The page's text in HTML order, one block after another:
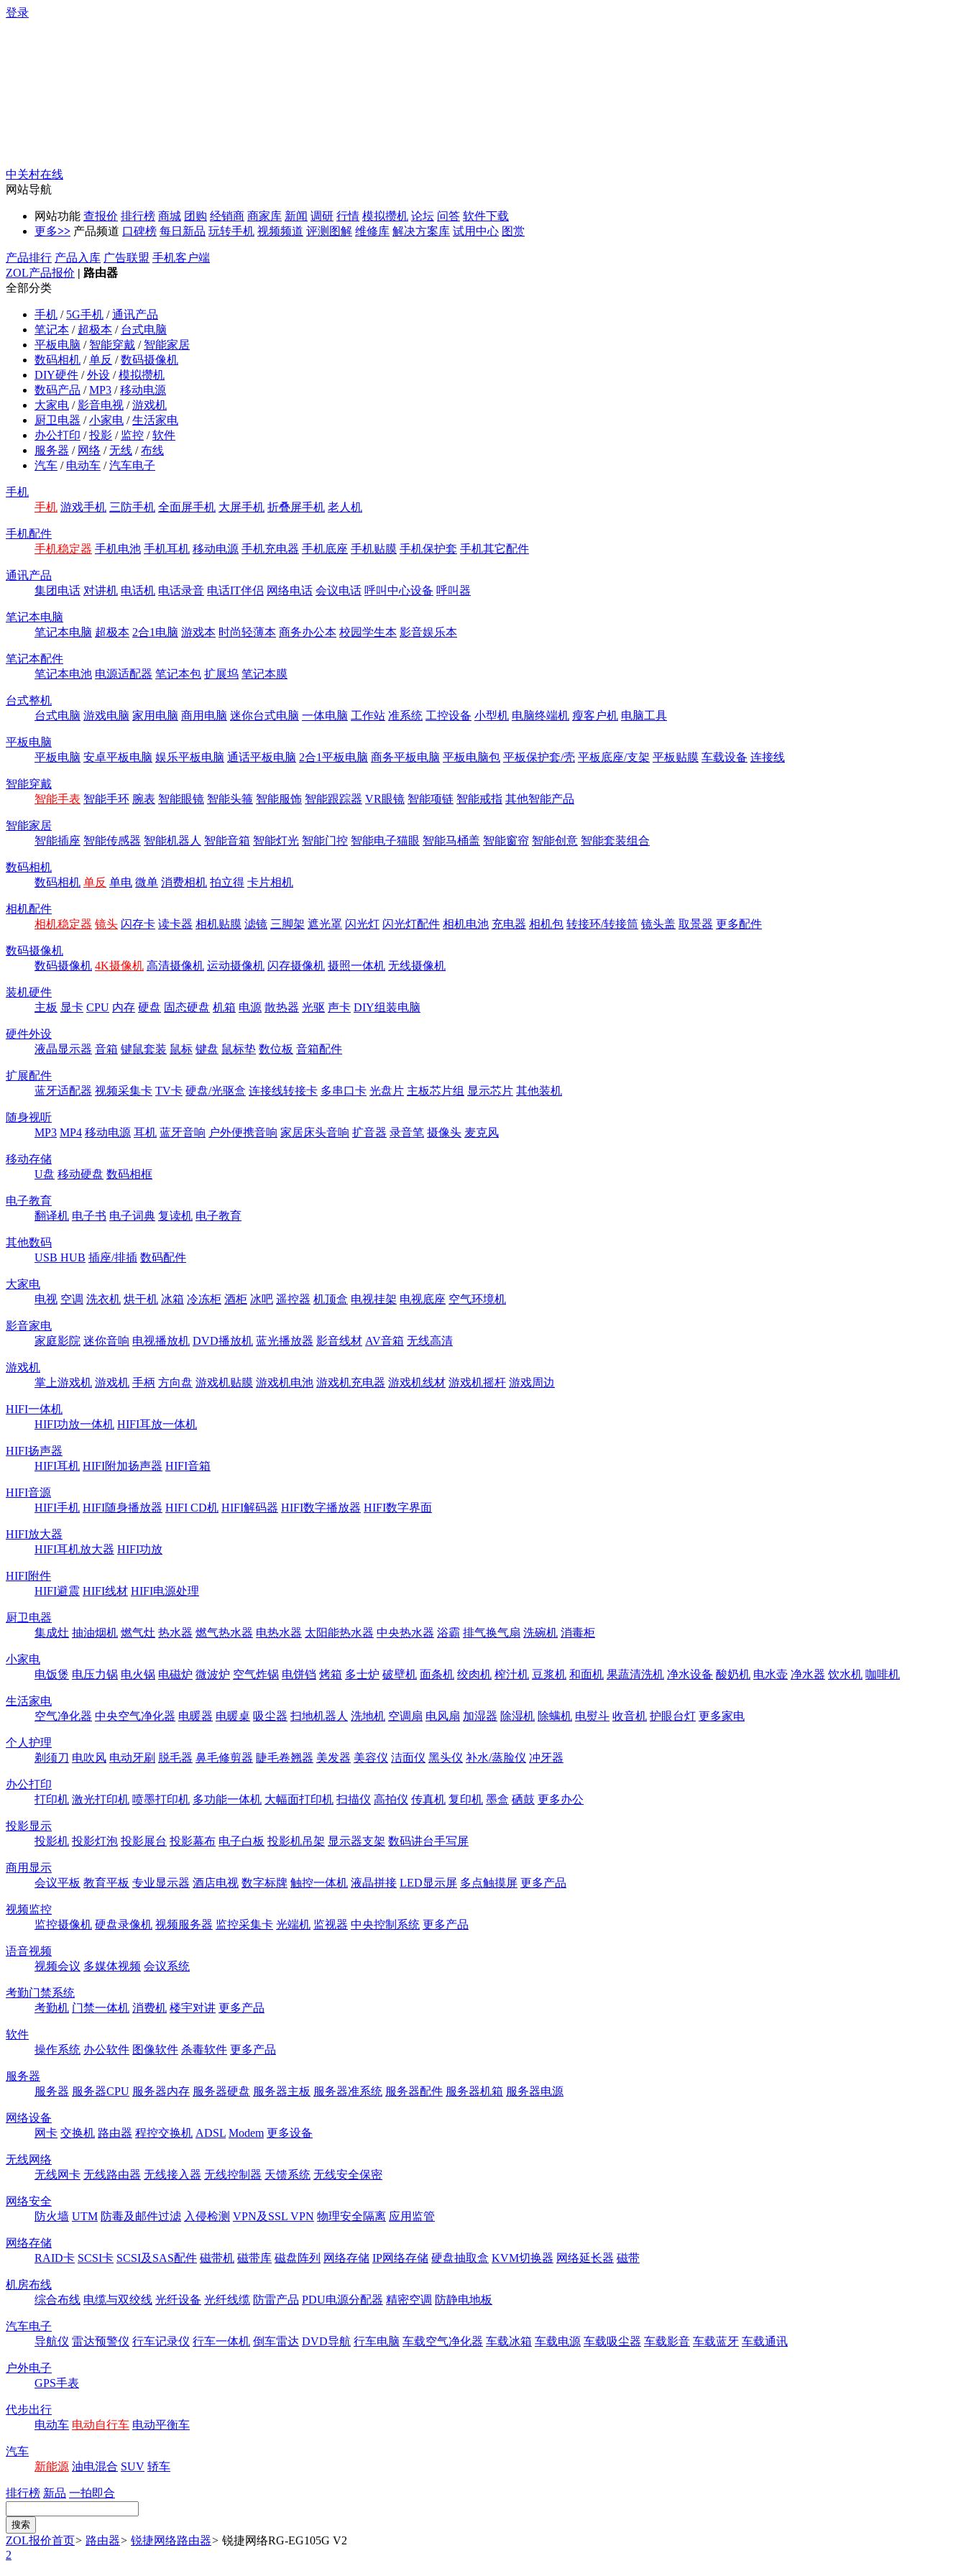
登录
中关村在线
网站导航
网站功能 查报价 排行榜 商城 团购 经销商 商家库 新闻 调研 行情 模拟攒机 论坛 问答 软件下载
更多>> 产品频道 口碑榜 每日新品 玩转手机 视频频道 评测图解 维修库 解决方案库 试用中心 图赏
产品排行 产品入库 广告联盟 手机客户端
ZOL产品报价 | 路由器
全部分类
手机 / 5G手机 /通讯产品
笔记本 / 超极本 / 台式电脑
平板电脑 / 智能穿戴 / 智能家居
数码相机 /单反 /数码摄像机
DIY硬件 /外设 /模拟攒机
数码产品 /MP3 /移动电源
大家电 /影音电视 /游戏机
厨卫电器 /小家电 /生活家电
办公打印 /投影 / 监控 /软件
服务器 / 网络 /无线 /布线
汽车 / 电动车 /汽车电子
手机
手机 游戏手机 三防手机 全面屏手机 大屏手机 折叠屏手机 老人机
手机配件
手机稳定器 手机电池 手机耳机 移动电源 手机充电器 手机底座 手机贴膜 手机保护套 手机其它配件
通讯产品
集团电话 对讲机 电话机 电话录音 电话IT伴侣 网络电话 会议电话 呼叫中心设备 呼叫器
笔记本电脑
笔记本电脑 超极本 2合1电脑 游戏本 时尚轻薄本 商务办公本 校园学生本 影音娱乐本
笔记本配件
笔记本电池 电源适配器 笔记本包 扩展坞 笔记本膜
台式整机
台式电脑 游戏电脑 家用电脑 商用电脑 迷你台式电脑 一体电脑 工作站 准系统 工控设备 小型机 电脑终端机 瘦客户机 电脑工具
平板电脑
平板电脑 安卓平板电脑 娱乐平板电脑 通话平板电脑 2合1平板电脑 商务平板电脑 平板电脑包 平板保护套/壳 平板底座/支架 平板贴膜 车载设备 连接线
智能穿戴
智能手表 智能手环 腕表 智能眼镜 智能头箍 智能服饰 智能跟踪器 VR眼镜 智能项链 智能戒指 其他智能产品
智能家居
智能插座 智能传感器 智能机器人 智能音箱 智能灯光 智能门控 智能电子猫眼 智能马桶盖 智能窗帘 智能创意 智能套装组合
数码相机
数码相机 单反 单电 微单 消费相机 拍立得 卡片相机
相机配件
相机稳定器 镜头 闪存卡 读卡器 相机贴膜 滤镜 三脚架 遮光罩 闪光灯 闪光灯配件 相机电池 充电器 相机包 转接环/转接筒 镜头盖 取景器 更多配件
数码摄像机
数码摄像机 4K摄像机 高清摄像机 运动摄像机 闪存摄像机 摄照一体机 无线摄像机
装机硬件
主板 显卡 CPU 内存 硬盘 固态硬盘 机箱 电源 散热器 光驱 声卡 DIY组装电脑
硬件外设
液晶显示器 音箱 键鼠套装 鼠标 键盘 鼠标垫 数位板 音箱配件
扩展配件
蓝牙适配器 视频采集卡 TV卡 硬盘/光驱盒 连接线转接卡 多串口卡 光盘片 主板芯片组 显示芯片 其他装机
随身视听
MP3 MP4 移动电源 耳机 蓝牙音响 户外便携音响 家居床头音响 扩音器 录音笔 摄像头 麦克风
移动存储
U盘 移动硬盘 数码相框
电子教育
翻译机 电子书 电子词典 复读机 电子教育
其他数码
USB HUB 插座/排插 数码配件
大家电
电视 空调 洗衣机 烘干机 冰箱 冷冻柜 酒柜 冰吧 遥控器 机顶盒 电视挂架 电视底座 空气环境机
影音家电
家庭影院 迷你音响 电视播放机 DVD播放机 蓝光播放器 影音线材 AV音箱 无线高清
游戏机
掌上游戏机 游戏机 手柄 方向盘 游戏机贴膜 游戏机电池 游戏机充电器 游戏机线材 游戏机摇杆 游戏周边
HIFI一体机
HIFI功放一体机 HIFI耳放一体机
HIFI扬声器
HIFI耳机 HIFI附加扬声器 HIFI音箱
HIFI音源
HIFI手机 HIFI随身播放器 HIFI CD机 HIFI解码器 HIFI数字播放器 HIFI数字界面
HIFI放大器
HIFI耳机放大器 HIFI功放
HIFI附件
HIFI避震 HIFI线材 HIFI电源处理
厨卫电器
集成灶 抽油烟机 燃气灶 热水器 燃气热水器 电热水器 太阳能热水器 中央热水器 浴霸 排气换气扇 洗碗机 消毒柜
小家电
电饭煲 电压力锅 电火锅 电磁炉 微波炉 空气炸锅 电饼铛 烤箱 多士炉 破壁机 面条机 绞肉机 榨汁机 豆浆机 和面机 果蔬清洗机 净水设备 酸奶机 电水壶 净水器 饮水机 咖啡机
生活家电
空气净化器 中央空气净化器 电暖器 电暖桌 吸尘器 扫地机器人 洗地机 空调扇 电风扇 加湿器 除湿机 除螨机 电熨斗 收音机 护眼台灯 更多家电
个人护理
剃须刀 电吹风 电动牙刷 脱毛器 鼻毛修剪器 睫毛卷翘器 美发器 美容仪 洁面仪 黑头仪 补水/蒸脸仪 冲牙器
办公打印
打印机 激光打印机 喷墨打印机 多功能一体机 大幅面打印机 扫描仪 高拍仪 传真机 复印机 墨盒 硒鼓 更多办公
投影显示
投影机 投影灯泡 投影展台 投影幕布 电子白板 投影机吊架 显示器支架 数码讲台手写屏
商用显示
会议平板 教育平板 专业显示器 酒店电视 数字标牌 触控一体机 液晶拼接 LED显示屏 多点触摸屏 更多产品
视频监控
监控摄像机 硬盘录像机 视频服务器 监控采集卡 光端机 监视器 中央控制系统 更多产品
语音视频
视频会议 多媒体视频 会议系统
考勤门禁系统
考勤机 门禁一体机 消费机 楼宇对讲 更多产品
软件
操作系统 办公软件 图像软件 杀毒软件 更多产品
服务器
服务器 服务器CPU 服务器内存 服务器硬盘 服务器主板 服务器准系统 服务器配件 服务器机箱 服务器电源
网络设备
网卡 交换机 路由器 程控交换机 ADSL Modem 更多设备
无线网络
无线网卡 无线路由器 无线接入器 无线控制器 天馈系统 无线安全保密
网络安全
防火墙 UTM 防毒及邮件过滤 入侵检测 VPN及SSL VPN 物理安全隔离 应用监管
网络存储
RAID卡 SCSI卡 SCSI及SAS配件 磁带机 磁带库 磁盘阵列 网络存储 IP网络存储 硬盘抽取盒 KVM切换器 网络延长器 磁带
机房布线
综合布线 电缆与双绞线 光纤设备 光纤线缆 防雷产品 PDU电源分配器 精密空调 防静电地板
汽车电子
导航仪 雷达预警仪 行车记录仪 行车一体机 倒车雷达 DVD导航 行车电脑 车载空气净化器 车载冰箱 车载电源 车载吸尘器 车载影音 车载蓝牙 车载通讯
户外电子
GPS手表
代步出行
电动车 电动自行车 电动平衡车
汽车
新能源 油电混合 SUV 轿车
排行榜 新品 一拍即合
ZOL报价首页> 路由器> 锐捷网络路由器> 锐捷网络RG-EG105G V2
2